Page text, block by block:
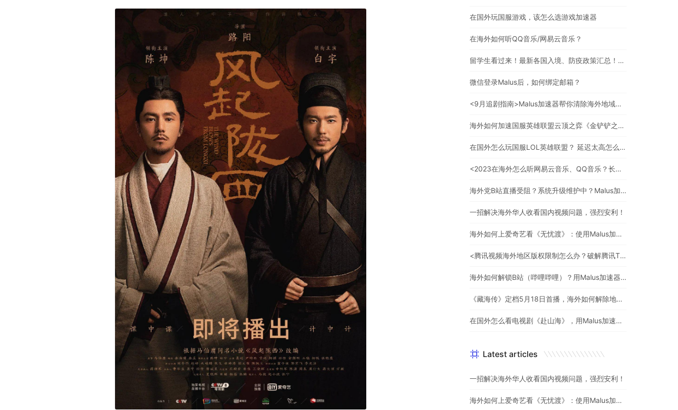
在国外玩国服游戏，该怎么选游戏加速器
在海外如何听QQ音乐/网易云音乐？
留学生看过来！最新各国入境、防疫政策汇总！（文末有福利）
微信登录Malus后，如何绑定邮箱？
<9月追剧指南>Malus加速器帮你清除海外地域限制，实现追剧自由！
海外如何加速国服英雄联盟云顶之弈《金铲铲之战》？
在国外怎么玩国服LOL英雄联盟？ 延迟太高怎么办？
<2023在海外怎么听网易云音乐、QQ音乐？长久有效的方法来了>
海外党B站直播受阻？系统升级维护中？Malus加速器帮你一步解决真问题
一招解决海外华人收看国内视频问题，强烈安利！
海外如何上爱奇艺看《无忧渡》：使用Malus加速器一键解除地域限制
<腾讯视频海外地区版权限制怎么办？破解腾讯TV地域限制的办法>
海外如何解锁B站（哔哩哔哩）？用Malus加速器解除地域限制，一键流畅追番
《藏海传》定档5月18日首播，海外如何解除地区限制追剧
在国外怎么看电视剧《赴山海》，用Malus加速器一键解锁地区限制
Latest articles
一招解决海外华人收看国内视频问题，强烈安利！
海外如何上爱奇艺看《无忧渡》：使用Malus加速器一键解除地域限制